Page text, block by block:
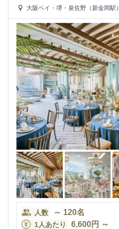
大阪ベイ・堺・泉佐野（新金岡駅）
人数 ～ 120名
1人あたり 6,600円 ～